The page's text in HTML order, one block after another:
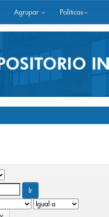
Agrupar Políticas